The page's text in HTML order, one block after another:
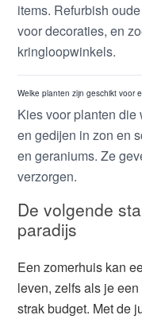
items. Refurbish
voor decoraties, en
kringloopwinkels.
Welke planten zijn geschikt voor
Kies voor planten
en gedijen in zon en
en geraniums. Ze
verzorgen.
De volgende
paradijs
Een zomerhuis kan
leven, zelfs als je
strak budget. Met de